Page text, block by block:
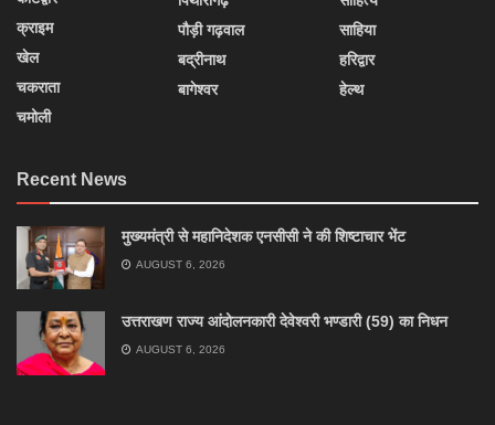
क्राइम
खेल
चकराता
चमोली
पौड़ी गढ़वाल
बद्रीनाथ
बागेश्वर
साहिया
हरिद्वार
हेल्थ
Recent News
मुख्यमंत्री से महानिदेशक एनसीसी ने की शिष्टाचार भेंट
AUGUST 6, 2026
उत्तराखण राज्य आंदोलनकारी देवेश्वरी भण्डारी (59) का निधन
AUGUST 6, 2026